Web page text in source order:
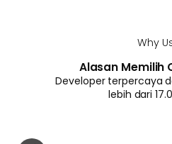
Why
Alasan Memilih
Developer terpercaya
lebih dari